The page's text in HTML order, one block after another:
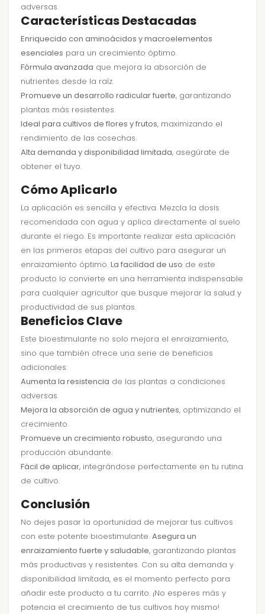
adversas.
Características Destacadas
Enriquecido con aminoácidos y macroelementos
esenciales para un crecimiento óptimo.
Fórmula avanzada que mejora la absorción de
nutrientes desde la raíz.
Promueve un desarrollo radicular fuerte, garantizando
plantas más resistentes.
Ideal para cultivos de flores y frutos, maximizando el
rendimiento de las cosechas.
Alta demanda y disponibilidad limitada, asegúrate de
obtener el tuyo.
Cómo Aplicarlo
La aplicación es sencilla y efectiva. Mezcla la dosis
recomendada con agua y aplica directamente al suelo
durante el riego. Es importante realizar esta aplicación
en las primeras etapas del cultivo para asegurar un
enraizamiento óptimo. La facilidad de uso de este
producto lo convierte en una herramienta indispensable
para cualquier agricultor que busque mejorar la salud y
productividad de sus plantas.
Beneficios Clave
Este bioestimulante no solo mejora el enraizamiento,
sino que también ofrece una serie de beneficios
adicionales:
Aumenta la resistencia de las plantas a condiciones
adversas.
Mejora la absorción de agua y nutrientes, optimizando el
crecimiento.
Promueve un crecimiento robusto, asegurando una
producción abundante.
Fácil de aplicar, integrándose perfectamente en tu rutina
de cultivo.
Conclusión
No dejes pasar la oportunidad de mejorar tus cultivos
con este potente bioestimulante. Asegura un
enraizamiento fuerte y saludable, garantizando plantas
más productivas y resistentes. Con su alta demanda y
disponibilidad limitada, es el momento perfecto para
añadir este producto a tu carrito. ¡No esperes más y
potencia el crecimiento de tus cultivos hoy mismo!